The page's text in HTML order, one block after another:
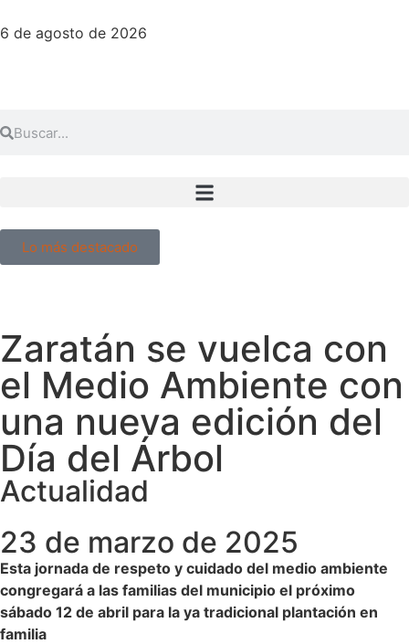
6 de agosto de 2026
Lo más destacado
Zaratán se vuelca con
el Medio Ambiente con
una nueva edición del
Día del Árbol
Actualidad
23 de marzo de 2025
Esta jornada de respeto y cuidado del medio ambiente
congregará a las familias del municipio el próximo
sábado 12 de abril para la ya tradicional plantación en
familia